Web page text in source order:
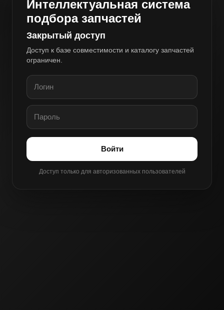
Интеллектуальная система
подбора запчастей
Закрытый доступ
Доступ к базе совместимости и каталогу запчастей
ограничен.
Войти
Доступ только для авторизованных пользователей